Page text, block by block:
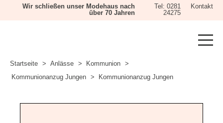
Wir schließen unser Modehaus nach
über 70 Jahren
Tel: 0281
24275
Kontakt
Startseite Anlässe
Kommunion
Kommunionanzug Jungen
Kommunionanzug Jungen